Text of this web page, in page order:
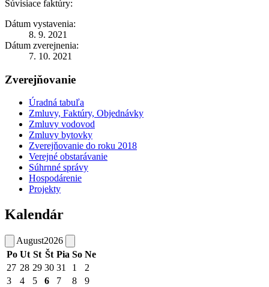
Súvisiace faktúry:
Dátum vystavenia:
8. 9. 2021
Dátum zverejnenia:
7. 10. 2021
Zverejňovanie
Úradná tabuľa
Zmluvy, Faktúry, Objednávky
Zmluvy vodovod
Zmluvy bytovky
Zverejňovanie do roku 2018
Verejné obstarávanie
Súhrnné správy
Hospodárenie
Projekty
Kalendár
August2026
Po Ut St Št Pia So Ne
27 28 29 30 31 1
2
3
4 5 6 7 8
9